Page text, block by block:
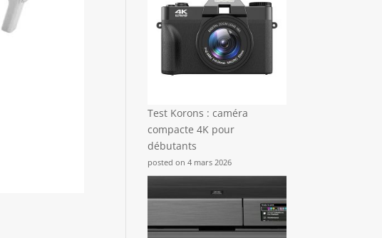
Test Korons : caméra
compacte 4K pour
débutants
posted on 4 mars 2026